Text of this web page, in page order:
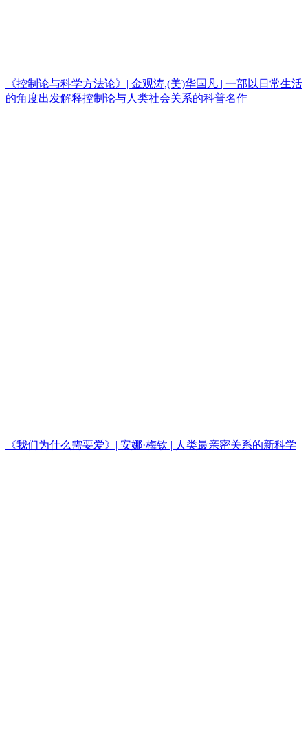
《控制论与科学方法论》| 金观涛,(美)华国凡 | 一部以日常生活
的角度出发解释控制论与人类社会关系的科普名作
《我们为什么需要爱》| 安娜·梅钦 | 人类最亲密关系的新科学